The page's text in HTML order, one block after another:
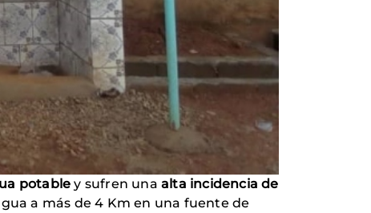
potabley sufren unaalta incidencia de
a más de 4 Km en una fuente de